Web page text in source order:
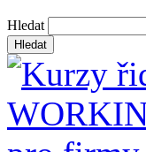
Hledat